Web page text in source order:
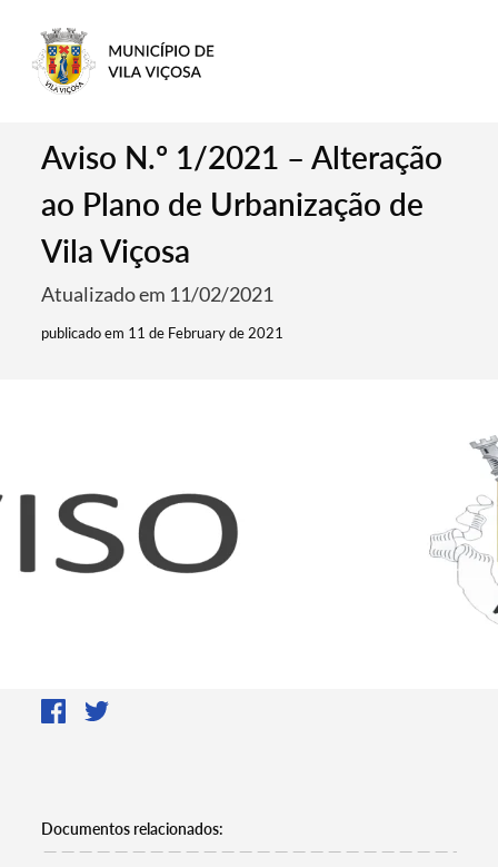
Aviso N.º 1/2021 – Alteração
ao Plano de Urbanização de
Vila Viçosa
Atualizado em 11/02/2021
publicado em 11 de February de 2021
Documentos relacionados: